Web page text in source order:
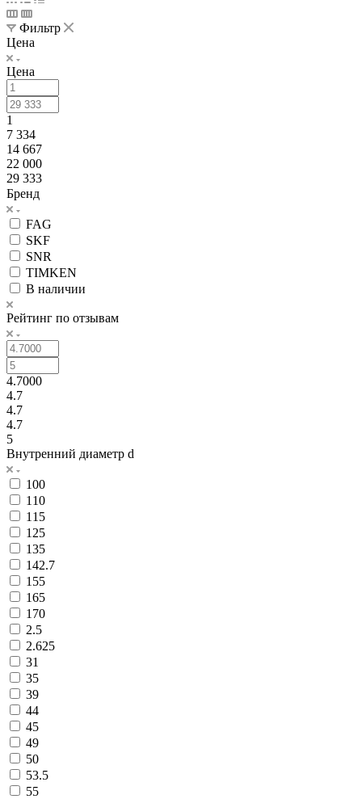
Фильтр
Цена
Цена
1
7 334
14 667
22 000
29 333
Бренд
FAG
SKF
SNR
TIMKEN
В наличии
Рейтинг по отзывам
4.7000
4.7
4.7
4.7
5
Внутренний диаметр d
100
110
115
125
135
142.7
155
165
170
2.5
2.625
31
35
39
44
45
49
50
53.5
55